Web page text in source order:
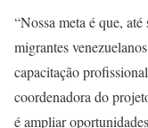
“Nossa meta é que,
migrantes
capacitação
coordenadora do
é ampliar